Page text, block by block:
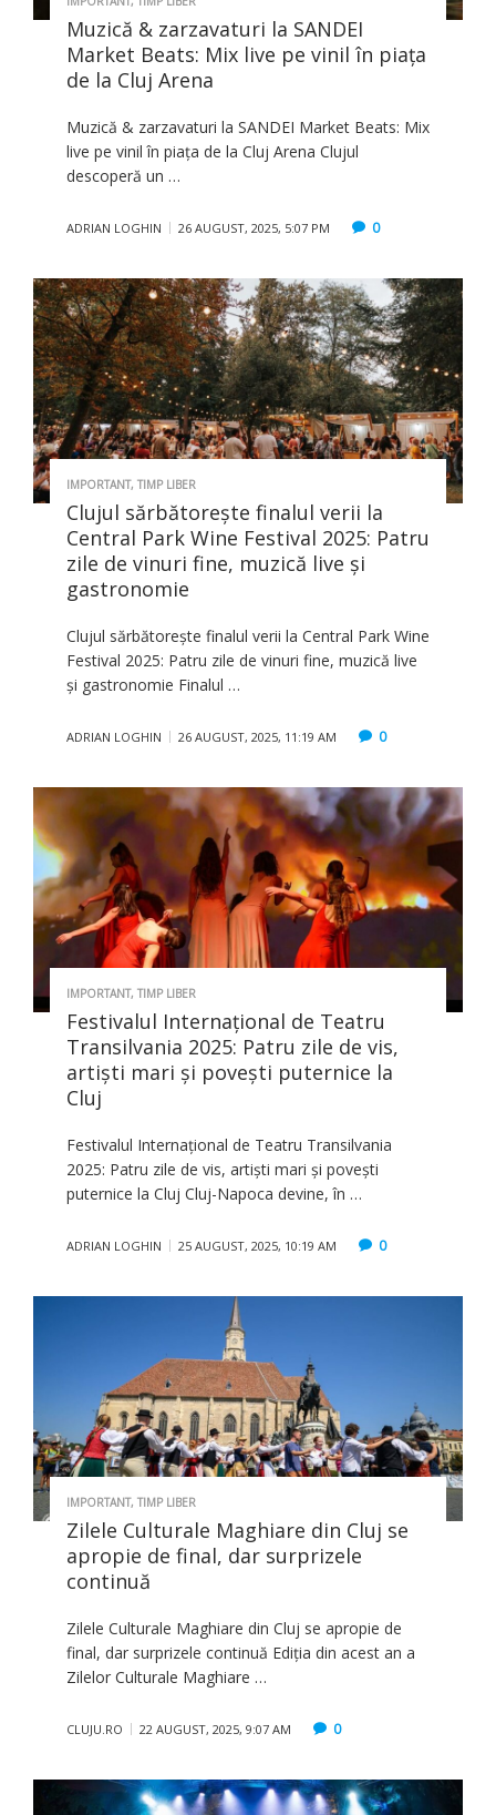
Muzică & zarzavaturi la SANDEI
Market Beats: Mix live pe vinil în piața
de la Cluj Arena
Muzică & zarzavaturi la SANDEI Market Beats: Mix
live pe vinil în piața de la Cluj Arena Clujul
descoperă un …
ADRIAN LOGHIN 26 AUGUST, 2025, 5:07 PM 0
IMPORTANT, TIMP LIBER
Clujul sărbătorește finalul verii la
Central Park Wine Festival 2025: Patru
zile de vinuri fine, muzică live și
gastronomie
Clujul sărbătorește finalul verii la Central Park Wine
Festival 2025: Patru zile de vinuri fine, muzică live
și gastronomie Finalul …
ADRIAN LOGHIN 26 AUGUST, 2025, 11:19 AM 0
IMPORTANT, TIMP LIBER
Festivalul Internațional de Teatru
Transilvania 2025: Patru zile de vis,
artiști mari și povești puternice la
Cluj
Festivalul Internațional de Teatru Transilvania
2025: Patru zile de vis, artiști mari și povești
puternice la Cluj Cluj-Napoca devine, în …
ADRIAN LOGHIN 25 AUGUST, 2025, 10:19 AM 0
IMPORTANT, TIMP LIBER
Zilele Culturale Maghiare din Cluj se
apropie de final, dar surprizele
continuă
Zilele Culturale Maghiare din Cluj se apropie de
final, dar surprizele continuă Ediția din acest an a
Zilelor Culturale Maghiare …
CLUJU.RO 22 AUGUST, 2025, 9:07 AM 0